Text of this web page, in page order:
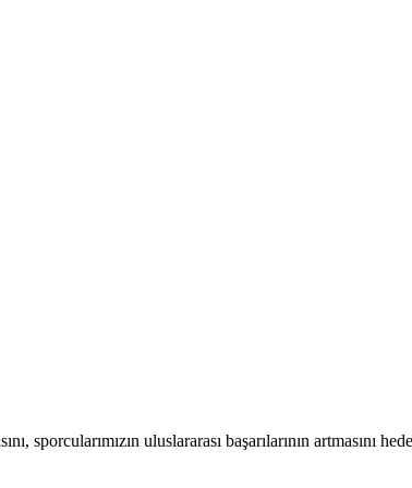
uluslararası başarılarının artmasını